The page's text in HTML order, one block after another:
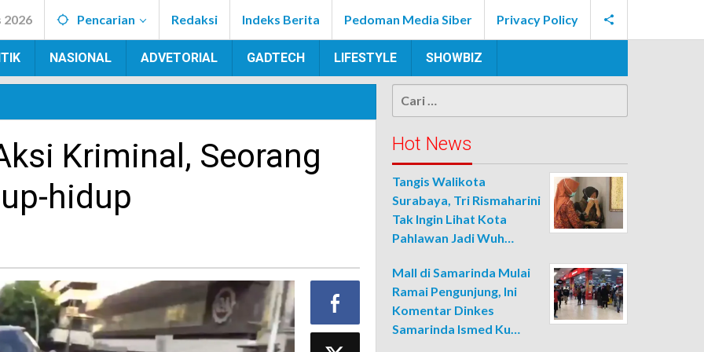
2026 Pencarian Redaksi Indeks Berita Pedoman Media Siber Privacy Policy
NASIONAL ADVETORIAL GADTECH LIFESTYLE SHOWBIZ
Kriminal, Seorang
hidup
Cari
untuk:
Hot News
Tangis Walikota
Surabaya, Tri Rismaharini
Tak Ingin Lihat Kota
Pahlawan Jadi Wuh…
Mall di Samarinda Mulai
Ramai Pengunjung, Ini
Komentar Dinkes
Samarinda Ismed Ku…